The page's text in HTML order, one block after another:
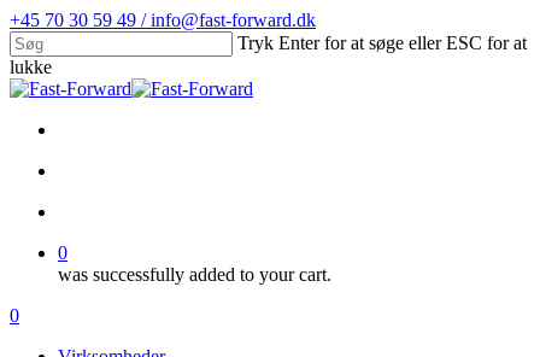
Skip
to
main
content
+45 70 30 59 49 / info@fast-forward.dk
Tryk Enter for at søge eller ESC for at
lukke
Close
0
was successfully added to your cart.
Menu
search
account
0